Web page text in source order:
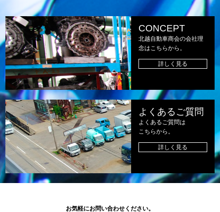
CONCEPT
北越自動車商会の会社理
念はこちらから。
詳しく見る
よくあるご質問
よくあるご質問は
こちらから。
詳しく見る
お気軽にお問い合わせください。